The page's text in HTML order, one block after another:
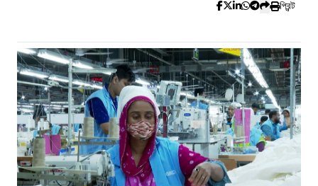
প্রিন্ট